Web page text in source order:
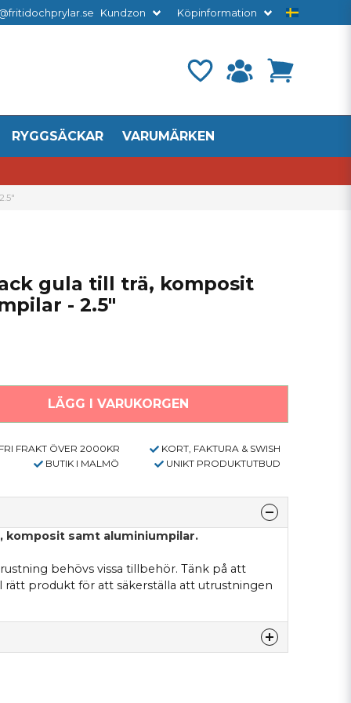
Kundzon Köpinformation
RYGGSÄCKAR VARUMÄRKEN
gula till trä, komposit
- 2.5"
LÄGG I VARUKORGEN
FRI FRAKT ÖVER 2000KR
KORT, FAKTURA & SWISH
BUTIK I MALMÖ UNIKT PRODUKTUTBUD
komposit samt aluminiumpilar.
behövs vissa tillbehör. Tänk på att
rätt produkt för att säkerställa att utrustningen